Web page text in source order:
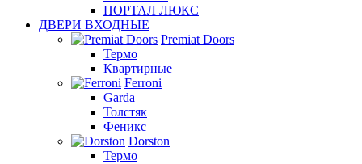
ПОРТАЛ ЛЮКС
ДВЕРИ ВХОДНЫЕ
Premiat Doors
Термо
Квартирные
Ferroni
Garda
Толстяк
Феникс
Dorston
Термо